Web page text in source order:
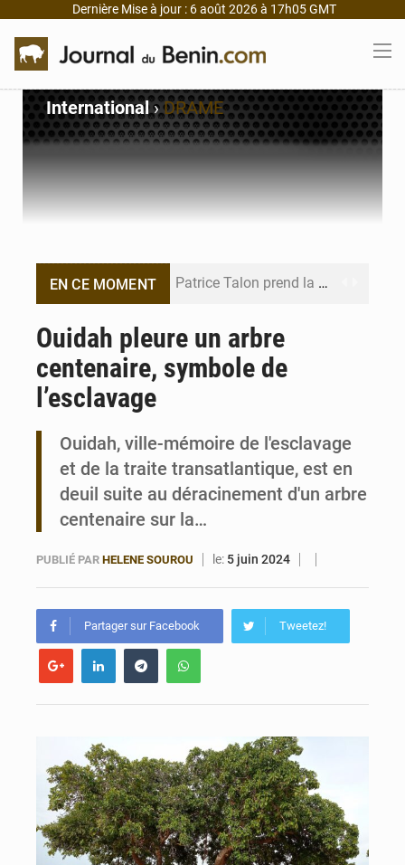
Dernière Mise à jour : 6 août 2026 à 17h05 GMT
International›DRAME
EN CE MOMENT Patrice Talon prend la tête du premier bureau du Sénat du Bénin
Bénin : 14,5 milliards de dollars pour faire de la CDN 3.0 un bouclier économique
Ouidah pleure un arbre
centenaire, symbole de
l’esclavage
Ouidah, ville-mémoire de l'esclavage
et de la traite transatlantique, est en
deuil suite au déracinement d'un arbre
centenaire sur la…
PUBLIÉ PAR HELENE SOUROU le: 5 juin 2024
Partager sur Facebook Tweetez!